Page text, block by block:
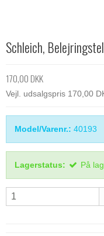
Schleich,
170,00 DKK
Vejl. udsalgspris 170,00
Model/Varenr.: 40193
Lagerstatus: På